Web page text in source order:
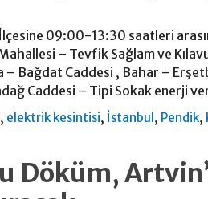
09:00-13:30 saatleri
– Tevfik Sağlam ve
Bağdat Caddesi , Bahar –
Caddesi – Tipi Sokak enerji
, elektrik kesintisi, İstanbul , Pendik,
Döküm,